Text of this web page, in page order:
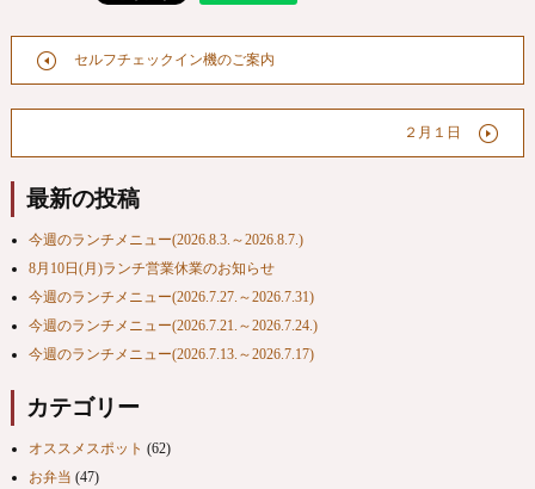
セルフチェックイン機のご案内
２月１日
最新の投稿
今週のランチメニュー(2026.8.3.～2026.8.7.)
8月10日(月)ランチ営業休業のお知らせ
今週のランチメニュー(2026.7.27.～2026.7.31)
今週のランチメニュー(2026.7.21.～2026.7.24.)
今週のランチメニュー(2026.7.13.～2026.7.17)
カテゴリー
オススメスポット (62)
お弁当 (47)